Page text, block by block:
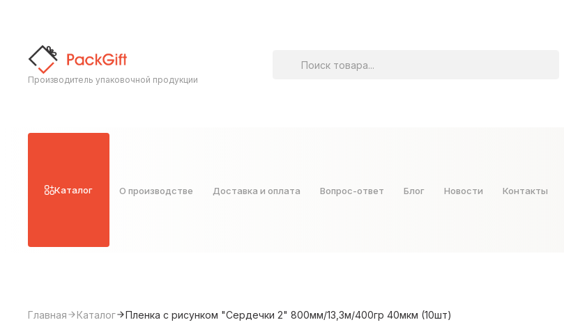
Производитель упаковочной продукции
Каталог О производстве Доставка и оплата Вопрос-ответ Блог Новости Контакты
Главная Каталог Пленка с рисунком "Сердечки 2" 800мм/13,3м/400гр 40мкм (10шт)